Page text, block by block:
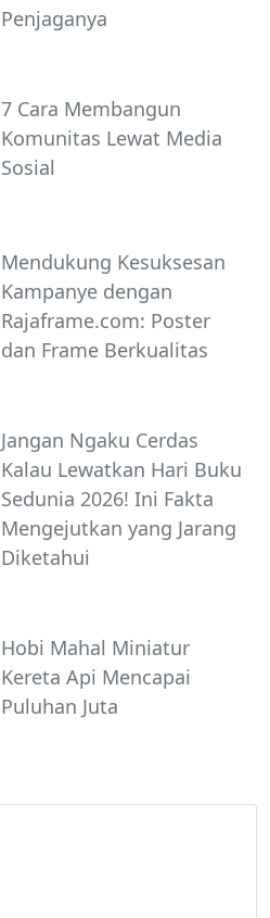
Penjaganya
7 Cara Membangun
Komunitas Lewat Media
Sosial
Mendukung Kesuksesan
Kampanye dengan
Rajaframe.com: Poster
dan Frame Berkualitas
Jangan Ngaku Cerdas
Kalau Lewatkan Hari Buku
Sedunia 2026! Ini Fakta
Mengejutkan yang Jarang
Diketahui
Hobi Mahal Miniatur
Kereta Api Mencapai
Puluhan Juta